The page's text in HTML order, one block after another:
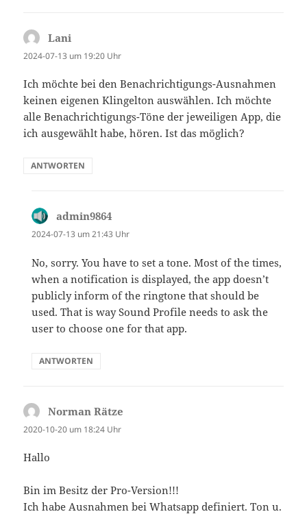
Lani
2024-07-13 um 19:20 Uhr
Ich möchte bei den Benachrichtigungs-Ausnahmen
keinen eigenen Klingelton auswählen. Ich möchte
alle Benachrichtigungs-Töne der jeweiligen App, die
ich ausgewählt habe, hören. Ist das möglich?
ANTWORTEN
admin9864
2024-07-13 um 21:43 Uhr
No, sorry. You have to set a tone. Most of the times,
when a notification is displayed, the app doesn’t
publicly inform of the ringtone that should be
used. That is way Sound Profile needs to ask the
user to choose one for that app.
ANTWORTEN
Norman Rätze
2020-10-20 um 18:24 Uhr
Hallo
Bin im Besitz der Pro-Version!!!
Ich habe Ausnahmen bei Whatsapp definiert. Ton u.